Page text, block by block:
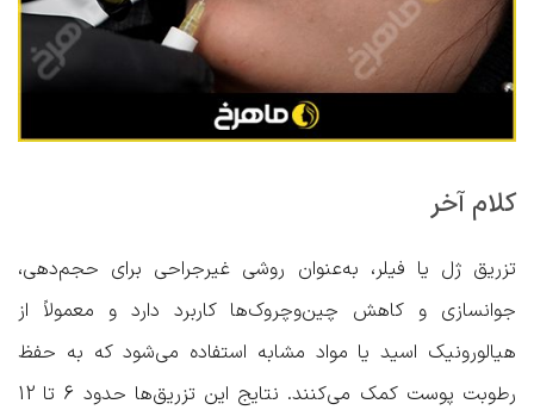
کلام آخر
تزریق ژل یا فیلر، به‌عنوان روشی غیرجراحی برای حجم‌دهی،
جوانسازی و کاهش چین‌وچروک‌ها کاربرد دارد و معمولاً از
هیالورونیک اسید یا مواد مشابه استفاده می‌شود که به حفظ
رطوبت پوست کمک می‌کنند. نتایج این تزریق‌ها حدود 6 تا 12